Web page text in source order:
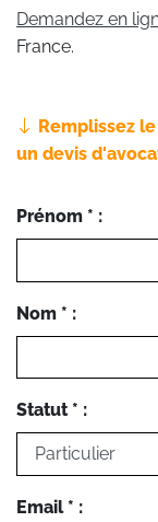
Demandez en
France.
Remplissez
un devis
Prénom * :
Nom * :
Statut * :
Email * :